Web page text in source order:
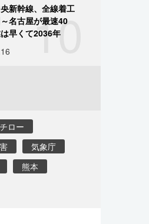
10
新幹線、全線着工
名古屋が最速40
早くて2036年
ロー
気象庁
熊本